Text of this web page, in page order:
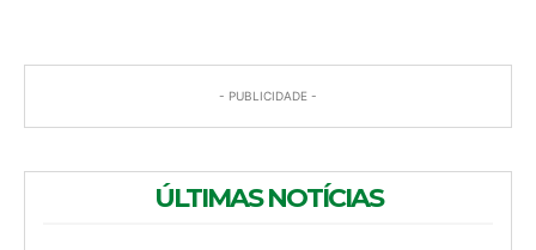
- PUBLICIDADE -
ÚLTIMAS NOTÍCIAS